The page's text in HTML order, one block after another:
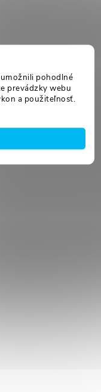
pohodlné
prevádzky webu
a použiteľnosť.